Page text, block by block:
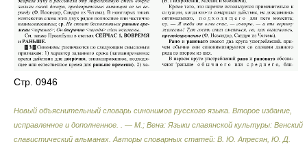
Стр. 0946
Новый объяснительный словарь синонимов русского языка. Второе издание,
исправленное и дополненное. . — М.; Вена: Языки славянской культуры: Венский
славистический альманах Авторы словарных статей: В. Ю. Апресян, Ю. Д.